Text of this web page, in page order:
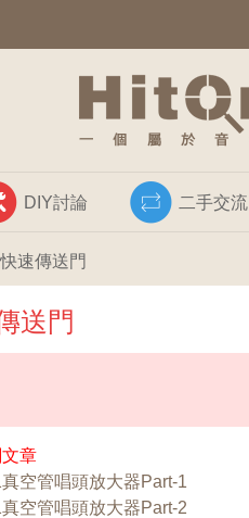
DIY討論 二手交流
速傳送門
送門
章
空管唱頭放大器Part-1
空管唱頭放大器Part-2